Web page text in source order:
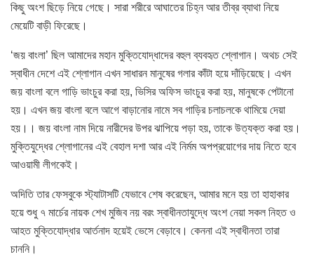
কিছু অংশ ছিড়ে নিয়ে গেছে। সারা শরীরে আঘাতের চিহ্ন আর তীব্র ব্যাথা নিয়ে
মেয়েটি বাড়ী ফিরেছে।
‘জয় বাংলা’ ছিল আমাদের মহান মুক্তিযোদ্ধাদের বহুল ব্যবহৃত শ্লোগান। অথচ সেই
স্বাধীন দেশে এই শ্লোগান এখন সাধারন মানুষের গলার কাঁটা হয়ে দাঁড়িয়েছে। এখন
জয় বাংলা বলে গাড়ি ভাংচুর করা হয়, ভিসির অফিস ভাংচুর করা হয়, মানুষকে পেটানো
হয়। এখন জয় বাংলা বলে আগে বাড়ানোর নামে সব গাড়ির চলাচলকে থামিয়ে দেয়া
হয়।। জয় বাংলা নাম দিয়ে নারীদের উপর ঝাপিয়ে পড়া হয়, তাকে উত্যক্ত করা হয়।
মুক্তিযুদ্ধের শ্লোগানের এই বেহাল দশা আর এই নির্মম অপপ্রয়োগের দায় নিতে হবে
আওয়ামী লীগকেই।
অদিতি তার ফেসবুকে স্ট্যাটাসটি যেভাবে শেষ করেছেন, আমার মনে হয় তা হাহাকার
হয়ে শুধু ৭ মার্চের নায়ক শেখ মুজিব নয় বরং স্বাধীনতাযুদ্ধে অংশ নেয়া সকল নিহত ও
আহত মুক্তিযোদ্ধার আর্তনাদ হয়েই ভেসে বেড়াবে। কেননা এই স্বাধীনতা তারা
চাননি।